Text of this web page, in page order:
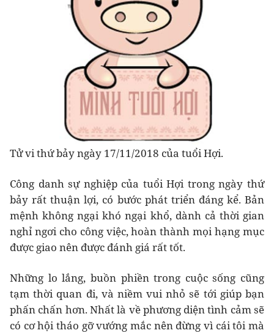
Tử vi thứ bảy ngày 17/11/2018 của tuổi Hợi.
Công danh sự nghiệp của tuổi Hợi trong ngày thứ
bảy rất thuận lợi, có bước phát triển đáng kể. Bản
mệnh không ngại khó ngại khổ, dành cả thời gian
nghỉ ngơi cho công việc, hoàn thành mọi hạng mục
được giao nên được đánh giá rất tốt.
Những lo lắng, buồn phiền trong cuộc sống cũng
tạm thời quan đi, và niềm vui nhỏ sẽ tới giúp bạn
phấn chấn hơn. Nhất là về phương diện tình cảm sẽ
có cơ hội tháo gỡ vướng mắc nên đừng vì cái tôi mà